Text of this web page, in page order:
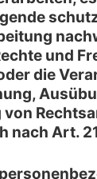
und
die
nach Art.